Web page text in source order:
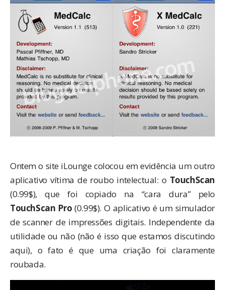
Ontem o site iLounge colocou em evidência um outro
aplicativo vítima de roubo intelectual: o TouchScan
(0.99$), que foi copiado na “cara dura” pelo
TouchScan Pro (0.99$). O aplicativo é um simulador
de scanner de impressões digitais. Independente da
utilidade ou não (não é isso que estamos discutindo
aqui), o fato é que uma criação foi claramente
roubada.